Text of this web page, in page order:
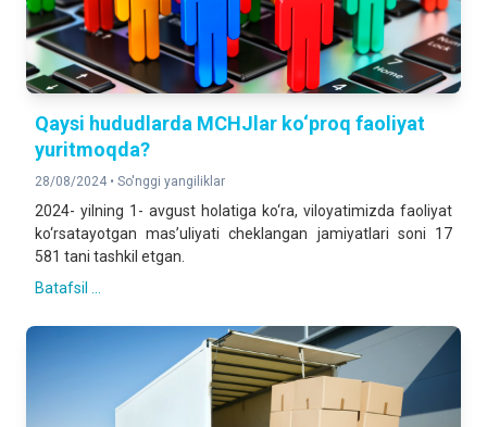
Qaysi hududlarda MCHJlar ko‘proq faoliyat
yuritmoqda?
28/08/2024 • So'nggi yangiliklar
2024- yilning 1- avgust holatiga ko‘ra, viloyatimizda faoliyat
ko‘rsatayotgan mas’uliyati cheklangan jamiyatlari soni 17
581 tani tashkil etgan.
Batafsil ...